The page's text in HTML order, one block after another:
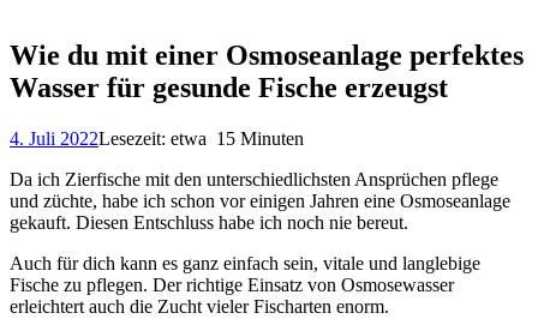
Wie du mit einer Osmoseanlage perfektes
Wasser für gesunde Fische erzeugst
4. Juli 2022Lesezeit: etwa 15 Minuten
Da ich Zierfische mit den unterschiedlichsten Ansprüchen pflege
und züchte, habe ich schon vor einigen Jahren eine Osmoseanlage
gekauft. Diesen Entschluss habe ich noch nie bereut.
Auch für dich kann es ganz einfach sein, vitale und langlebige
Fische zu pflegen. Der richtige Einsatz von Osmosewasser
erleichtert auch die Zucht vieler Fischarten enorm.